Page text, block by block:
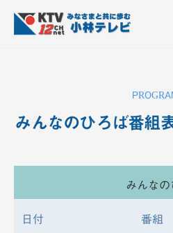
1
c
小
林
共
む
みんなのひろば番組
y
K
T
V
みんなの
日付 番組
T
V
h
小
テ
ビ
設